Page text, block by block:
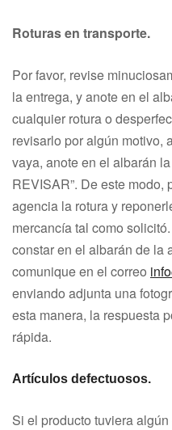
Roturas en transporte.
Por favor, revise
la entrega, y anote en el
cualquier rotura o
revisarlo por algún motivo,
vaya, anote en el albarán
REVISAR”. De este modo,
agencia la rotura y
mercancía tal como
constar en el albarán de la
comunique en el correo i
enviando adjunta una
esta manera, la respuesta
rápida.
Artículos defectuosos.
Si el producto tuviera